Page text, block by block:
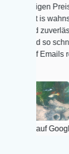
Der
noch
und
reagiert wie